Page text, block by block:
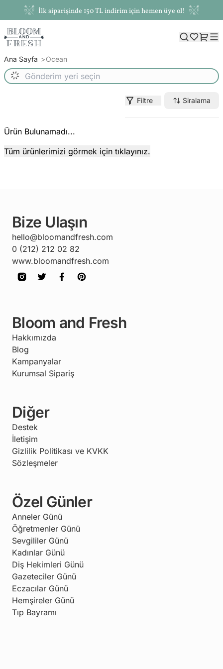
İlk siparişinde 150 TL indirim için hemen üye ol!
Ana Sayfa Ocean
Filtre Siralama
Ürün Bulunamadı...
Tüm ürünlerimizi görmek için tıklayınız.
Bize Ulaşın
hello@bloomandfresh.com
0 (212) 212 02 82
www.bloomandfresh.com
Bloom and Fresh
Hakkımızda
Blog
Kampanyalar
Kurumsal Sipariş
Diğer
Destek
İletişim
Gizlilik Politikası ve KVKK
Sözleşmeler
Özel Günler
Anneler Günü
Öğretmenler Günü
Sevgililer Günü
Kadınlar Günü
Diş Hekimleri Günü
Gazeteciler Günü
Eczacılar Günü
Hemşireler Günü
Tıp Bayramı